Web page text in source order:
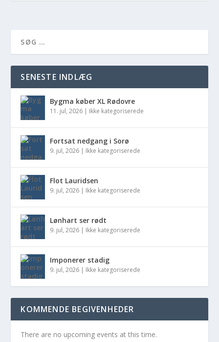
SENESTE INDLÆG
Bygma køber XL Rødovre
11. jul, 2026 | Ikke kategoriserede
Fortsat nedgang i Sorø
9. jul, 2026 | Ikke kategoriserede
Flot Lauridsen
9. jul, 2026 | Ikke kategoriserede
Lønhart ser rødt
9. jul, 2026 | Ikke kategoriserede
Imponerer stadig
9. jul, 2026 | Ikke kategoriserede
KOMMENDE BEGIVENHEDER
There are no upcoming events at this time.